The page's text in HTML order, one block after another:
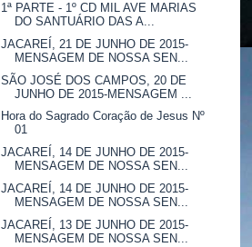
1ª PARTE - 1º CD MIL AVE MARIAS
DO SANTUÁRIO DAS A...
JACAREÍ, 21 DE JUNHO DE 2015-
MENSAGEM DE NOSSA SEN...
SÃO JOSÉ DOS CAMPOS, 20 DE
JUNHO DE 2015-MENSAGEM ...
Hora do Sagrado Coração de Jesus Nº
01
JACAREÍ, 14 DE JUNHO DE 2015-
MENSAGEM DE NOSSA SEN...
JACAREÍ, 14 DE JUNHO DE 2015-
MENSAGEM DE NOSSA SEN...
JACAREÍ, 13 DE JUNHO DE 2015-
MENSAGEM DE NOSSA SEN...